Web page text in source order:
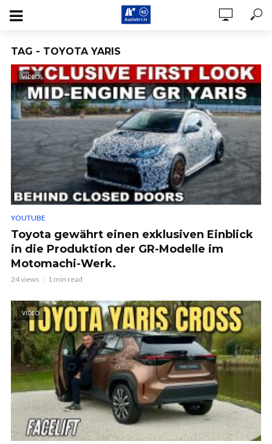
TAG - TOYOTA YARIS
VIDEO
YOUTUBE
Toyota gewährt einen exklusiven Einblick
in die Produktion der GR-Modelle im
Motomachi-Werk.
24 views 1 min read
VIDEO